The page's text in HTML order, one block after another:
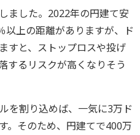
ました。2022年の円建て安
以上の距離がありますが、ド
すと、ストップロスや投げ
するリスクが高くなりそう
を割り込めば、一気に3万ド
。そのため、円建てで400万